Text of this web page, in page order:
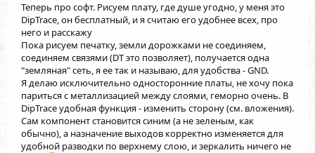
Теперь про софт. Рисуем плату, где душе угодно, у меня это
DipTrace, он бесплатный, и я считаю его удобнее всех, про
него и расскажу
Пока рисуем печатку, земли дорожками не соединяем,
соединяем связями (DT это позволяет), получается одна
"земляная" сеть, я ее так и называю, для удобства - GND.
Я делаю исключительно односторонние платы, не хочу пока
париться с металлизацией между слоями, геморно очень. В
DipTrace удобная функция - изменить сторону (см. вложения).
Сам компонент становится синим (а не зеленым, как
обычно), а назначение выходов корректно изменяется для
удобной разводки по верхнему слою, и зеркалить ничего не